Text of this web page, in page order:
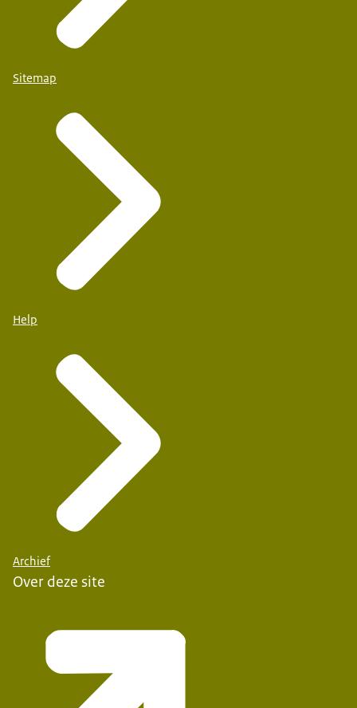
Sitemap
Help
Archief
Over deze site